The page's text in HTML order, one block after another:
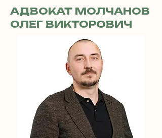
АДВОКАТ МОЛЧАНОВ
ОЛЕГ ВИКТОРОВИЧ